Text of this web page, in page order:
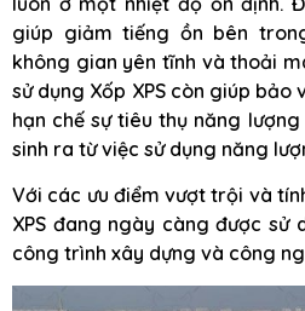
giúp giảm tiếng ồn bên
không gian yên tĩnh và thoải
sử dụng Xốp XPS còn giúp
hạn chế sự tiêu thụ năng
sinh ra từ việc sử dụng năng
Với các ưu điểm vượt trội và
XPS đang ngày càng được sử
công trình xây dựng và công